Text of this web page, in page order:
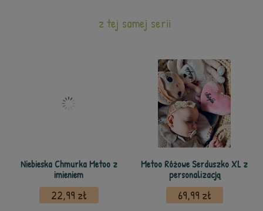
z tej samej serii
Niebieska Chmurka Metoo z
imieniem
22,99 zł
Metoo Różowe Serduszko XL z
personalizacją
69,99 zł